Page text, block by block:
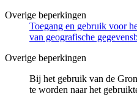
Overige beperkingen
Toegang en gebruik voor
van geografische
Overige beperkingen
Bij het gebruik van de
te worden naar het